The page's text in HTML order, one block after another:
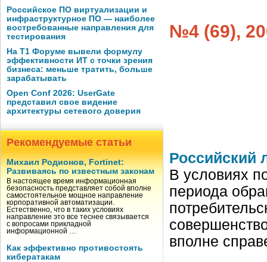
Российское ПО виртуализации и
инфраструктурное ПО — наиболее
востребованные направления для
тестирования
На Т1 Форуме вывели формулу
эффективности ИТ с точки зрения
бизнеса: меньше тратить, больше
зарабатывать
Open Conf 2026: UserGate
представил свое видение
архитектуры сетевого доверия
Рекомендуемые статьи
Михаил Родионов, Fortinet:
Развиваясь по известным законам
В настоящее время информационная
безопасность представляет собой вполне
самостоятельное мощное направление
корпоративной автоматизации.
Естественно, что в таких условиях
направление это все теснее связывается
с вопросами прикладной
информационной …
Как эффективно противостоять
кибератакам
№4 (69),
Российский
В условиях
периода
вполне